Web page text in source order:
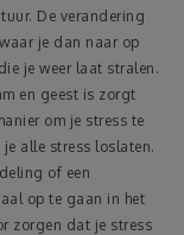
De verandering
je dan naar op
je weer laat stralen.
en geest is zorgt
om je stress te
alle stress loslaten.
of een
op te gaan in het
zorgen dat je stress